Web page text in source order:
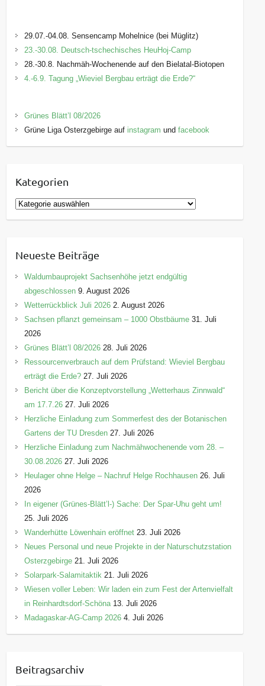
29.07.-04.08. Sensencamp Mohelnice (bei Müglitz)
23.-30.08. Deutsch-tschechisches HeuHoj-Camp
28.-30.8. Nachmäh-Wochenende auf den Bielatal-Biotopen
4.-6.9. Tagung „Wieviel Bergbau erträgt die Erde?“
Grünes Blätt’l 08/2026
Grüne Liga Osterzgebirge auf instagram undfacebook
Kategorien
K
a
g
o
i
e
Neueste Beiträge
Waldumbauprojekt Sachsenhöhe jetzt endgültig
abgeschlossen 9. August 2026
Wetterrückblick Juli 2026 2. August 2026
Sachsen pflanzt gemeinsam – 1000 Obstbäume 31. Juli
2026
Grünes Blätt’l 08/2026 28. Juli 2026
Ressourcenverbrauch auf dem Prüfstand: Wieviel Bergbau
erträgt die Erde? 27. Juli 2026
Bericht über die Konzeptvorstellung „Wetterhaus Zinnwald“
am 17.7.26 27. Juli 2026
Herzliche Einladung zum Sommerfest des der Botanischen
Gartens der TU Dresden 27. Juli 2026
Herzliche Einladung zum Nachmähwochenende vom 28. –
30.08.2026 27. Juli 2026
Heulager ohne Helge – Nachruf Helge Rochhausen 26. Juli
2026
In eigener (Grünes-Blätt’l-) Sache: Der Spar-Uhu geht um!
25. Juli 2026
Wanderhütte Löwenhain eröffnet 23. Juli 2026
Neues Personal und neue Projekte in der Naturschutzstation
Osterzgebirge 21. Juli 2026
Solarpark-Salamitaktik 21. Juli 2026
Wiesen voller Leben: Wir laden ein zum Fest der Artenvielfalt
in Reinhardtsdorf-Schöna 13. Juli 2026
Madagaskar-AG-Camp 2026 4. Juli 2026
Beitragsarchiv